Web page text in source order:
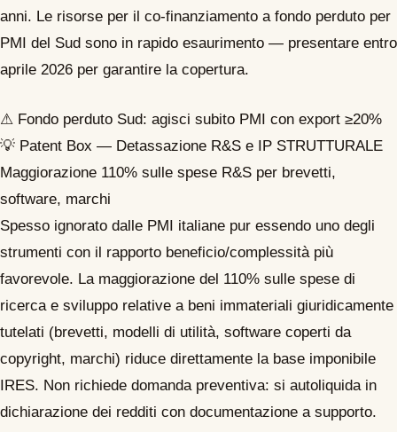
anni. Le risorse per il co-finanziamento a fondo perduto per
PMI del Sud sono in rapido esaurimento — presentare entro
aprile 2026 per garantire la copertura.
⚠ Fondo perduto Sud: agisci subito PMI con export ≥20%
💡 Patent Box — Detassazione R&S e IP STRUTTURALE
Maggiorazione 110% sulle spese R&S per brevetti,
software, marchi
Spesso ignorato dalle PMI italiane pur essendo uno degli
strumenti con il rapporto beneficio/complessità più
favorevole. La maggiorazione del 110% sulle spese di
ricerca e sviluppo relative a beni immateriali giuridicamente
tutelati (brevetti, modelli di utilità, software coperti da
copyright, marchi) riduce direttamente la base imponibile
IRES. Non richiede domanda preventiva: si autoliquida in
dichiarazione dei redditi con documentazione a supporto.